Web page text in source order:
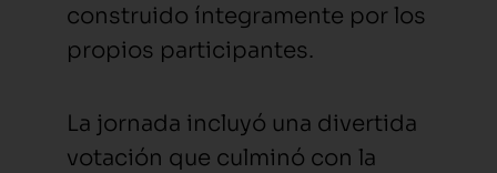
construido íntegramente por los
propios participantes.
La jornada incluyó una divertida
votación que culminó con la